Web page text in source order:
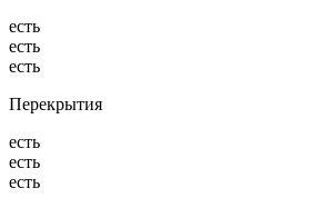
есть
есть
есть
Перекрытия
есть
есть
есть